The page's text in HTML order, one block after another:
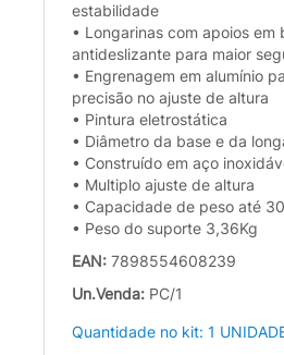
estabilidade
• Longarinas com apoios em
antideslizante para maior
• Engrenagem em alumínio
precisão no ajuste de altura
• Pintura eletrostática
• Diâmetro da base e da
• Construído em aço
• Multiplo ajuste de altura
• Capacidade de peso até
• Peso do suporte 3,36Kg
EAN: 7898554608239
Un.Venda: PC/1
Quantidade no kit: 1